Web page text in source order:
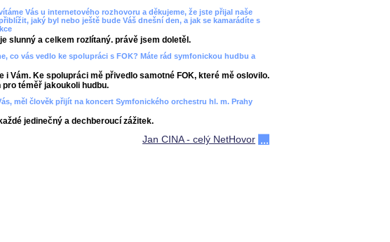
Vás u internetového rozhovoru a děkujeme, že jste přijal naše
jaký byl nebo ještě bude Váš dnešní den, a jak se kamarádíte s
slunný a celkem rozlítaný. právě jsem doletěl.
co vás vedlo ke spolupráci s FOK? Máte rád symfonickou hudbu a
i Vám. Ke spolupráci mě přivedlo samotné FOK, které mě oslovilo.
pro téměř jakoukoli hudbu.
měl člověk přijít na koncert Symfonického orchestru hl. m. Prahy
jedinečný a dechberoucí zážitek.
Jan CINA - celý NetHovor